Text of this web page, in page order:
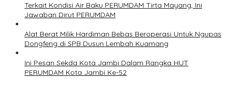
Terkait Kondisi Air Baku PERUMDAM Tirta Mayang, Ini
Jawaban Dirut PERUMDAM
Alat Berat Milik Hardiman Bebas Beroperasi Untuk Ngupas
Dongfeng di SPB Dusun Lembah Kuamang
Ini Pesan Sekda Kota Jambi Dalam Rangka HUT
PERUMDAM Kota Jambi Ke-52